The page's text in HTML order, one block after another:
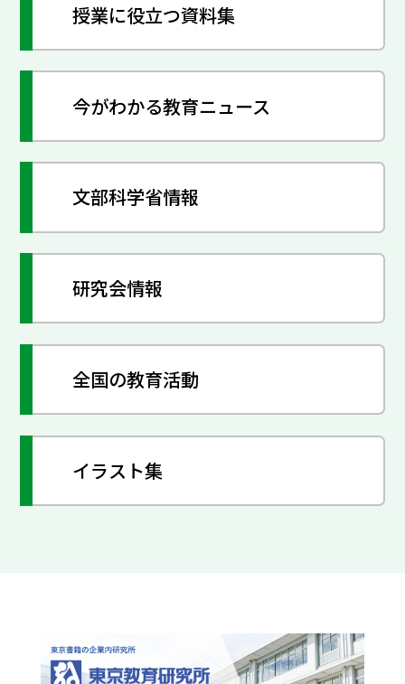
授業に役立つ資料集
今がわかる教育ニュース
文部科学省情報
研究会情報
全国の教育活動
イラスト集